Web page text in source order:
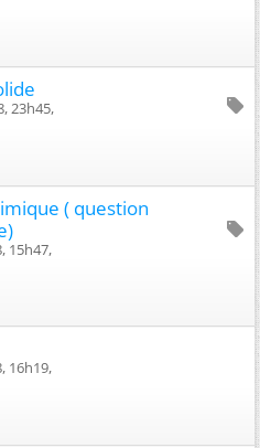
23h45,
( question
15h47,
16h19,